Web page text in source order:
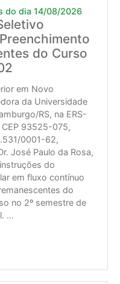
do dia 14/08/2026
do Curso
em Novo
da Universidade
RS, na ERS-
CEP 93525-075,
0001-62,
José Paulo da Rosa,
do
em fluxo contínuo
do
no 2º semestre de
...